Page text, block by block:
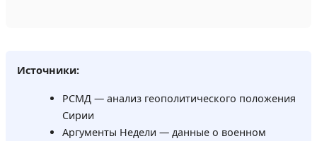
Источники:
РСМД — анализ геополитического положения
Сирии
Аргументы Недели — данные о военном